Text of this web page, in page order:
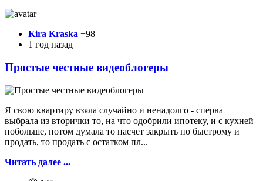
Kira Kraska +98
1 год назад
Простые честные видеоблогеры
Я свою квартиру взяла случайно и ненадолго - сперва
выбрала из вторички то, на что одобрили ипотеку, и с кухней
побольше, потом думала то насчет закрыть по быстрому и
продать, то продать с остатком пл...
Читать далее ...